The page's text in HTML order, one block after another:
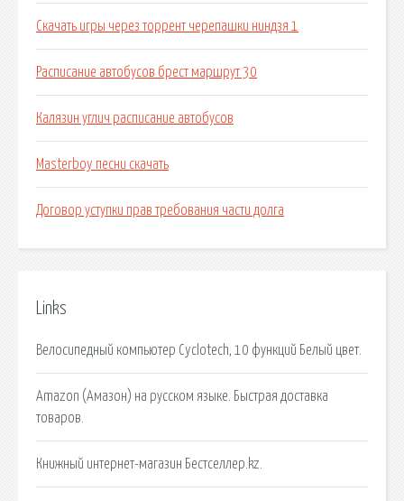
Скачать игры через торрент черепашки ниндзя 1
Расписание автобусов брест маршрут 30
Калязин углич расписание автобусов
Masterboy песни скачать
Договор уступки прав требования части долга
Links
Велосипедный компьютер Cyclotech, 10 функций Белый цвет.
Amazon (Амазон) на русском языке. Быстрая доставка
товаров.
Книжный интернет-магазин Бестселлер.kz.